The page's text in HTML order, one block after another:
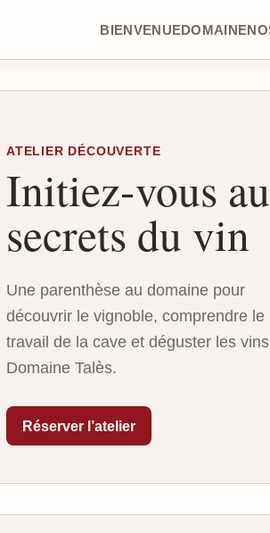
BIENVENUEDOMAINE
ATELIER DÉCOUVERTE
Initiez-vous
secrets du vin
Une parenthèse au domaine pour
découvrir le vignoble, comprendre le
travail de la cave et déguster les
Domaine Talès.
Réserver l’atelier